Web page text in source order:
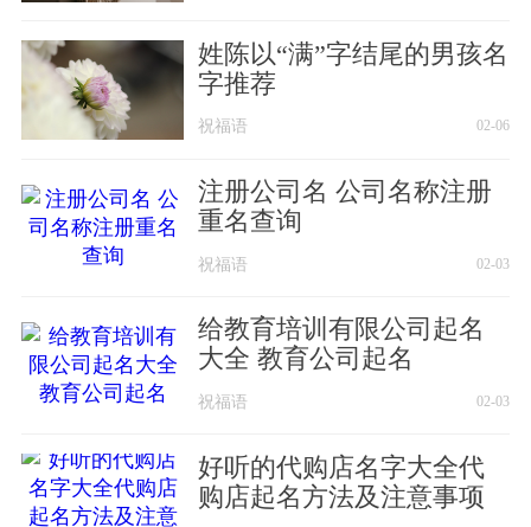
姓陈以“满”字结尾的男孩名
字推荐
祝福语 02-06
注册公司名 公司名称注册
重名查询
祝福语 02-03
给教育培训有限公司起名
大全 教育公司起名
祝福语 02-03
好听的代购店名字大全代
购店起名方法及注意事项